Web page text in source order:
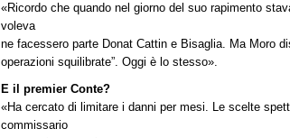
«Ricordo che quando nel giorno del suo rapimento
voleva
ne facessero parte Donat Cattin e Bisaglia. Ma Moro
operazioni squilibrate”. Oggi è lo stesso».
E il premier Conte?
«Ha cercato di limitare i danni per mesi. Le scelte
commissario